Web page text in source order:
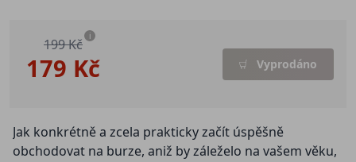
179 Kč
199 Kč i
Vyprodáno
Jak konkrétně a zcela prakticky začít úspěšně
obchodovat na burze, aniž by záleželo na vašem věku,